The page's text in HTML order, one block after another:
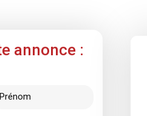
annonce :